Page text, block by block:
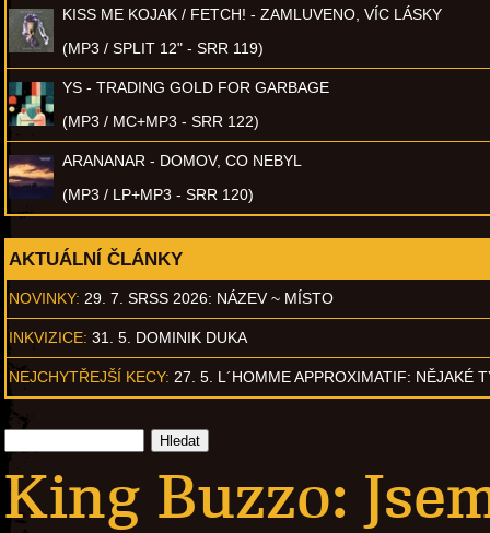
KISS ME KOJAK / FETCH! - ZAMLUVENO, VÍC LÁSKY
(MP3 / SPLIT 12" - SRR 119)
YS - TRADING GOLD FOR GARBAGE
(MP3 / MC+MP3 - SRR 122)
ARANANAR - DOMOV, CO NEBYL
(MP3 / LP+MP3 - SRR 120)
AKTUÁLNÍ ČLÁNKY
NOVINKY: 29. 7. SRSS 2026: NÁZEV ~ MÍSTO
INKVIZICE: 31. 5. DOMINIK DUKA
NEJCHYTŘEJŠÍ KECY: 27. 5. L´HOMME APPROXIMATIF: NĚJAKÉ
King Buzzo: